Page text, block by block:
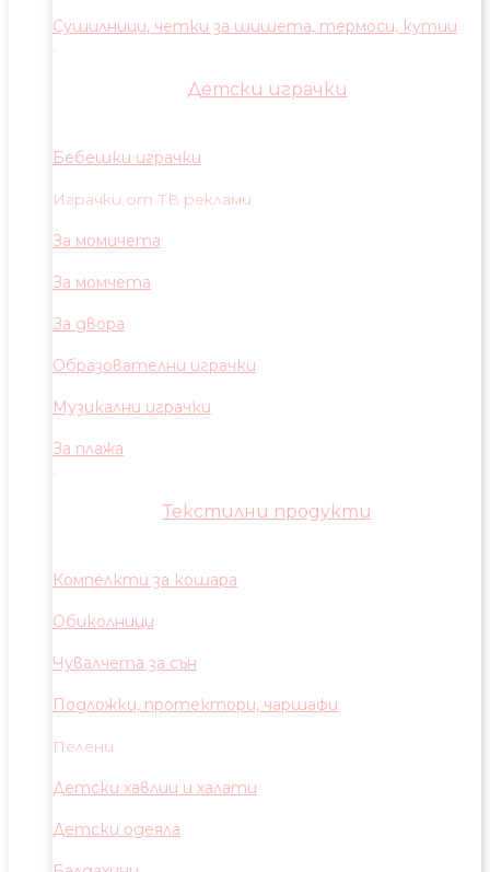
Сушилници, четки за шишета, термоси, кутии
Детски играчки
Бебешки играчки
Играчки от ТВ реклами
За момичета
За момчета
За двора
Образователни играчки
Музикални играчки
За плажа
Текстилни продукти
Компелкти за кошара
Обиколници
Чувалчета за сън
Подложки, протектори, чаршафи
Пелени
Детски хавлии и халати
Детски одеяла